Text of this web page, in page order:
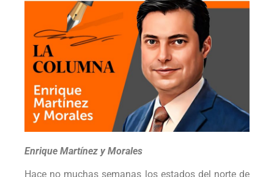
Enrique Martínez y Morales
Hace no muchas semanas los estados del norte de